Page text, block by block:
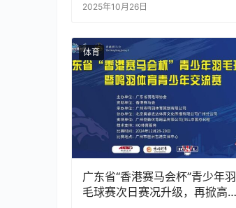
2025年10月26日
体育
广东省“香港赛马会杯”青少年羽
毛球赛次日赛况升级，再掀高